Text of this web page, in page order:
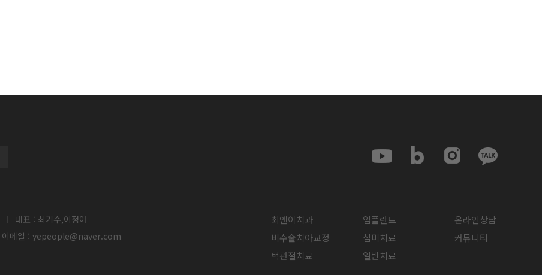
대표 : 최기수,이정아
이메일 : yepeople@naver.com
최앤이치과 임플란트
온라인상담
비수술치아교정
심미치료
커뮤니티
턱관절치료
일반치료